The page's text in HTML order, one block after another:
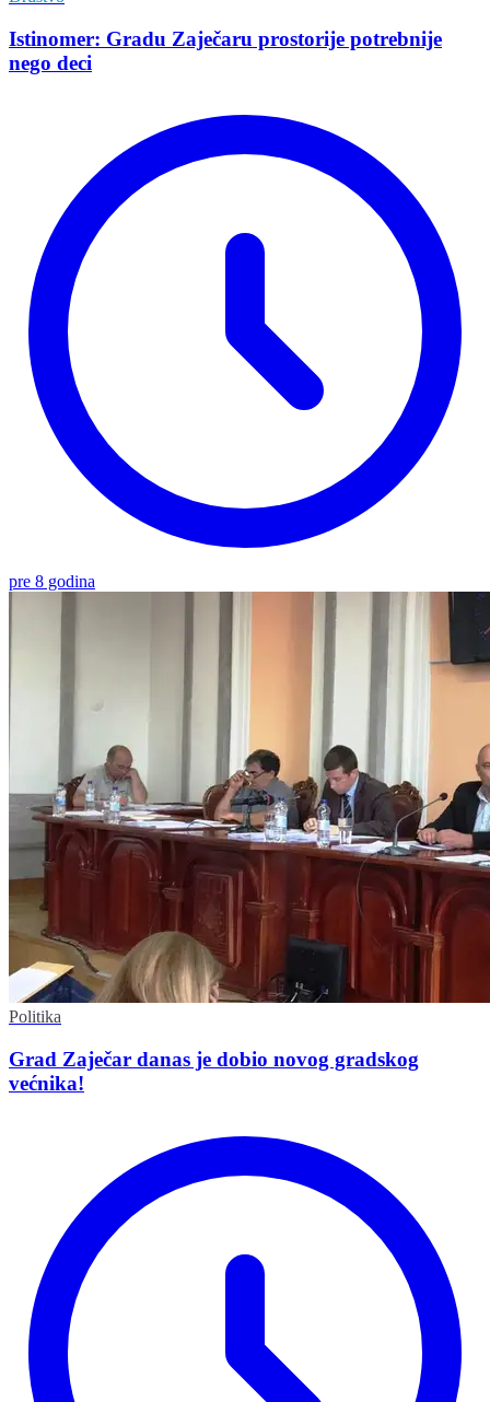
Istinomer: Gradu Zaječaru prostorije potrebnije
nego deci
pre 8 godina
Politika
Grad Zaječar danas je dobio novog gradskog
većnika!